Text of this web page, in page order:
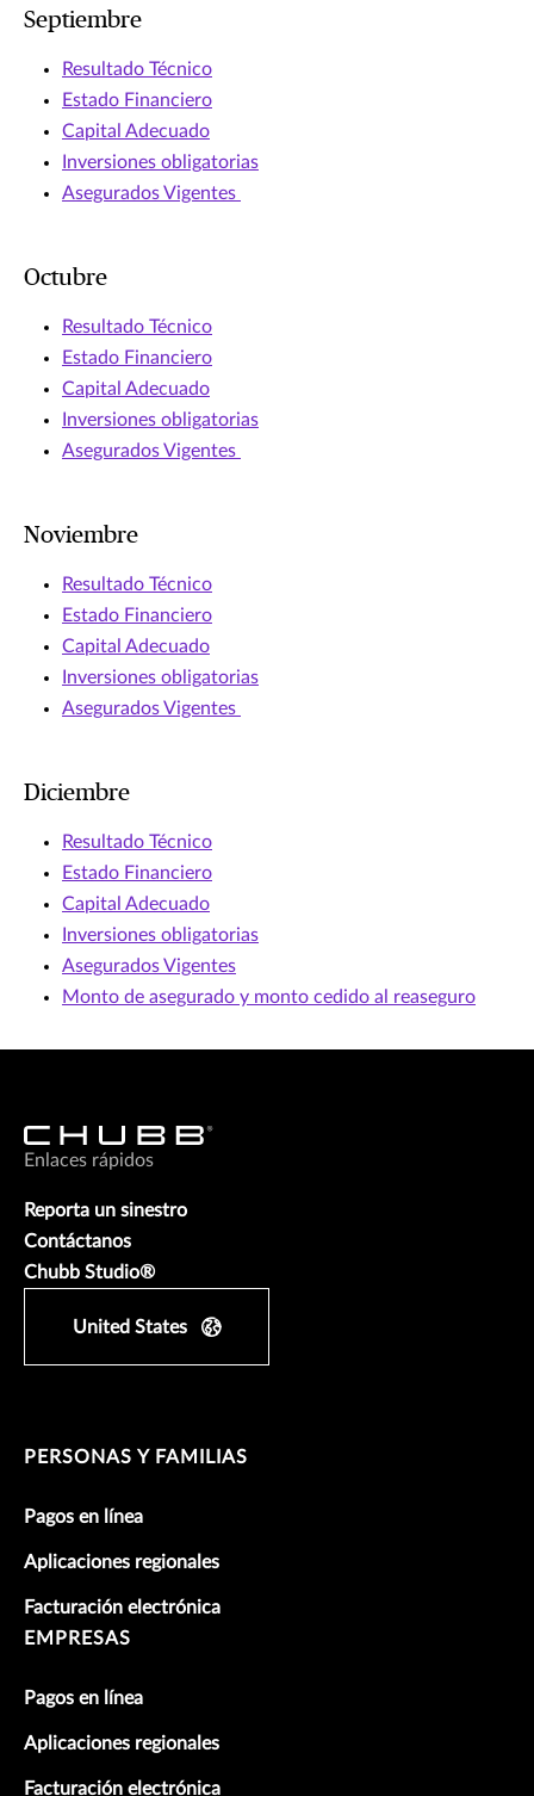
Septiembre
Resultado Técnico
Estado Financiero
Capital Adecuado
Inversiones obligatorias
Asegurados Vigentes
Octubre
Resultado Técnico
Estado Financiero
Capital Adecuado
Inversiones obligatorias
Asegurados Vigentes
Noviembre
Resultado Técnico
Estado Financiero
Capital Adecuado
Inversiones obligatorias
Asegurados Vigentes
Diciembre
Resultado Técnico
Estado Financiero
Capital Adecuado
Inversiones obligatorias
Asegurados Vigentes
Monto de asegurado y monto cedido al reaseguro
Enlaces rápidos
Reporta un sinestro
Contáctanos
Chubb Studio®
United States
PERSONAS Y FAMILIAS
Pagos en línea
Aplicaciones regionales
Facturación electrónica
EMPRESAS
Pagos en línea
Aplicaciones regionales
Facturación electrónica